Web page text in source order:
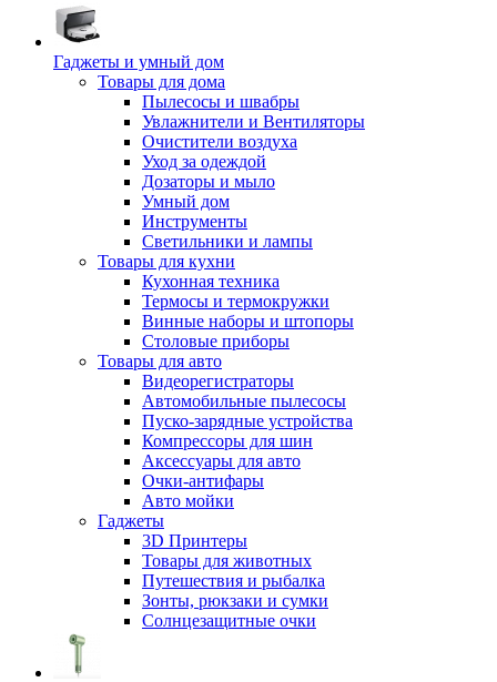
Гаджеты и умный дом
Товары для дома
Пылесосы и швабры
Увлажнители и Вентиляторы
Очистители воздуха
Уход за одеждой
Дозаторы и мыло
Умный дом
Инструменты
Светильники и лампы
Товары для кухни
Кухонная техника
Термосы и термокружки
Винные наборы и штопоры
Столовые приборы
Товары для авто
Видеорегистраторы
Автомобильные пылесосы
Пуско-зарядные устройства
Компрессоры для шин
Аксессуары для авто
Очки-антифары
Авто мойки
Гаджеты
3D Принтеры
Товары для животных
Путешествия и рыбалка
Зонты, рюкзаки и сумки
Солнцезащитные очки